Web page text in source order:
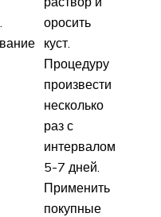
оросить
куст.
Процедуру
произвести
несколько
раз с
интервалом
5-7 дней.
Применить
покупные